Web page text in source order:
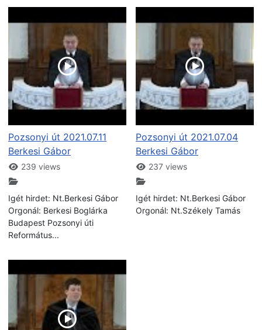
Pozsonyi út 2021.07.11
Berkesi Gábor
239 views
Igét hirdet: Nt.Berkesi Gábor
Orgonál: Berkesi Boglárka
Budapest Pozsonyi úti
Református...
Pozsonyi út 2021.07.04
Berkesi Gábor
237 views
Igét hirdet: Nt.Berkesi Gábor
Orgonál: Nt.Székely Tamás